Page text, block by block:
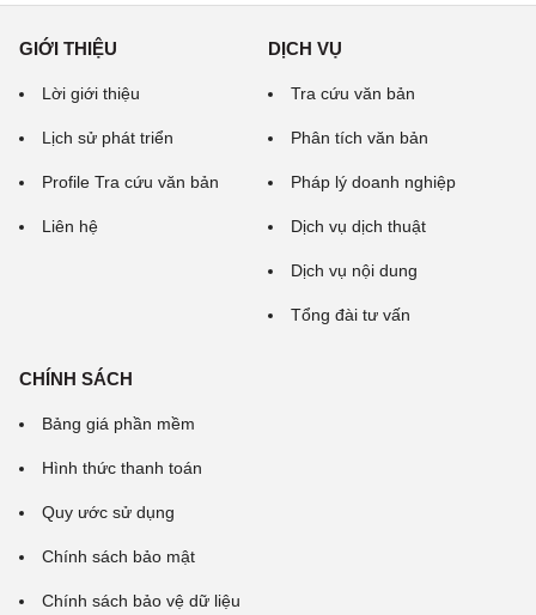
GIỚI THIỆU
Lời giới thiệu
Lịch sử phát triển
Profile Tra cứu văn bản
Liên hệ
DỊCH VỤ
Tra cứu văn bản
Phân tích văn bản
Pháp lý doanh nghiệp
Dịch vụ dịch thuật
Dịch vụ nội dung
Tổng đài tư vấn
CHÍNH SÁCH
Bảng giá phần mềm
Hình thức thanh toán
Quy ước sử dụng
Chính sách bảo mật
Chính sách bảo vệ dữ liệu